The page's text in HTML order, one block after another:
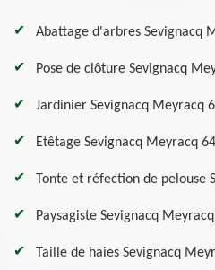
Abattage d'arbres Sevignacq
Pose de clôture Sevignacq
Jardinier Sevignacq Meyracq
Etêtage Sevignacq Meyracq
Tonte et réfection de pelouse
Paysagiste Sevignacq
Taille de haies Sevignacq